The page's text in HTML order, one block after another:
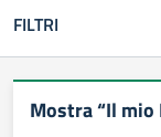
FILTRI
Mostra “Il mio